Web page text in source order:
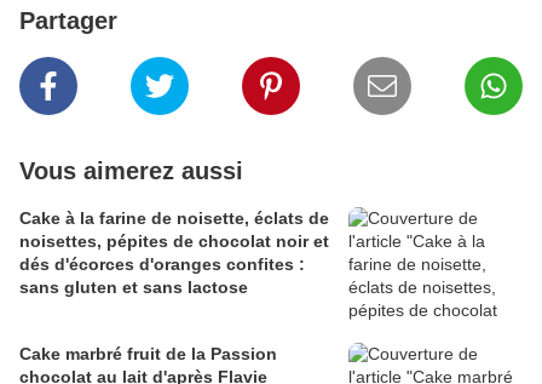
Partager
Vous aimerez aussi
Cake à la farine de noisette, éclats de
noisettes, pépites de chocolat noir et
dés d'écorces d'oranges confites :
sans gluten et sans lactose
Cake marbré fruit de la Passion
chocolat au lait d'après Flavie